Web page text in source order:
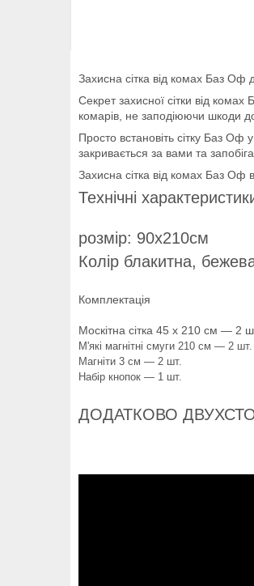
Захисна сітка від комах Баз Оф
Секрет захисної сітки від
комарів, не заподіюючи шкоди
Просто встановіть сітку Баз
закривається за вами та
Захисна сітка від комах Баз Оф
Технічні
розмір: 90х210см
Колір блакитна,
Комплектація
Москітна сітка 45 х 210 см — 2
М'які магнітні смуги 210 см — 2 шт.
Магніти 3 см — 2 шт.
Набір кнопок — 1 шт.
ДОДАТКОВО